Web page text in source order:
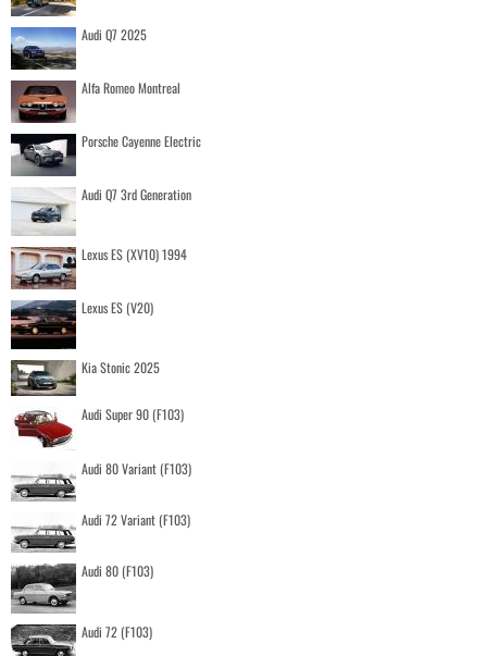
Audi Q7 2025
Alfa Romeo Montreal
Porsche Cayenne Electric
Audi Q7 3rd Generation
Lexus ES (XV10) 1994
Lexus ES (V20)
Kia Stonic 2025
Audi Super 90 (F103)
Audi 80 Variant (F103)
Audi 72 Variant (F103)
Audi 80 (F103)
Audi 72 (F103)